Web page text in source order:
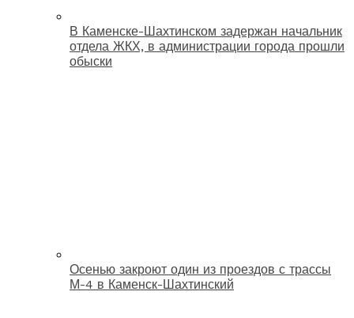
В Каменске-Шахтинском задержан начальник
отдела ЖКХ, в администрации города прошли
обыски
Осенью закроют один из проездов с трассы
М-4 в Каменск-Шахтинский